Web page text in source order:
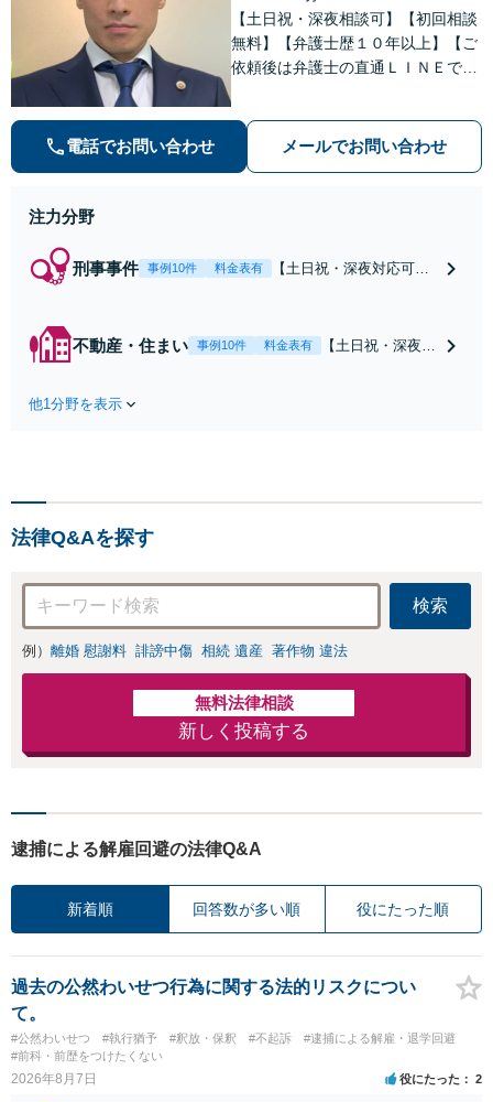
【土日祝・深夜相談可】【初回相談
無料】【弁護士歴１０年以上】【ご
依頼後は弁護士の直通ＬＩＮＥでい
ル・ナイトワークトラブルに注力】
電話でお問い合わせ メールでお問い合わせ
注力分野
刑事事件 事例10件 料金表有
【土日祝・深夜対応可】
起訴を目指します。逮捕
勾留されている場合、首
不動産・住まい 事例10件 料金表有
【土日祝・深夜相
可能【初回相談無
他1分野を表示
法律Q&Aを探す
検索
例） 離婚 慰謝料 誹謗中傷 相続 遺産 著作物 違法
無料法律相談
新しく投稿する
逮捕による解雇回避の法律Q&A
新着順 回答数が多い順 役にたった順
過去の公然わいせつ行為に関する法的リスクについ
て。
#公然わいせつ #執行猶予 #釈放・保釈 #不起訴
#逮捕による解雇・退学回避
#前科・前歴をつけたくない
2026年8月7日 役にたった 2